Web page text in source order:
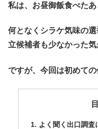
私は、お昼御飯食べたあ
何となくシラケ気味の選
立候補者も少なかった
ですが、今回は初めて
よく聞く出口調査